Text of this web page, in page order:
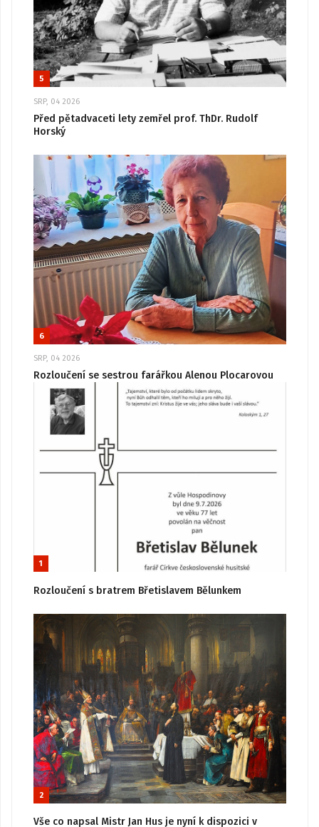
5
SRP, 04 2026
Před pětadvaceti lety zemřel prof. ThDr. Rudolf
Horský
6
SRP, 04 2026
Rozloučení se sestrou farářkou Alenou Plocarovou
1
Rozloučení s bratrem Břetislavem Bělunkem
2
Vše co napsal Mistr Jan Hus je nyní k dispozici v